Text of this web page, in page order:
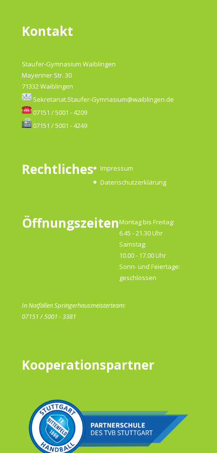
Kontakt
Staufer-Gymnasium Waiblingen
Mayenner Str. 30
71332 Waiblingen
Sekretariat.Staufer-Gymnasium@waiblingen.de
07151 / 5001 - 4209
07151 / 5001 - 4249
Rechtliches
Impressum
Datenschutzerklärung
ÖffnungszeitenMontag bis Freitag:
6.45 - 21.30 Uhr
Samstag:
10.00 - 17.00 Uhr
Sonn- und Feiertage:
geschlossen
In Notfällen Springerhausmeisterteam:
07151 / 5001 - 3381
Kooperationspartner